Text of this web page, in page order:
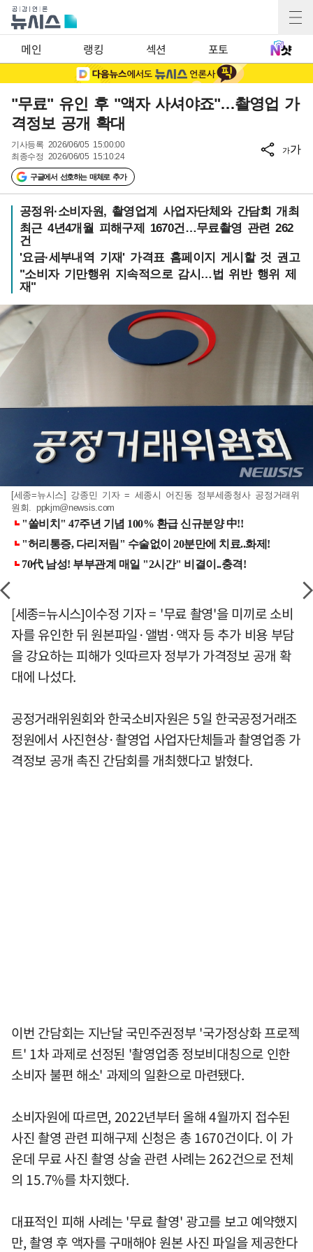
메인 랭킹 섹션 포토
"무료" 유인 후 "액자 사셔야죠"…촬영업 가
격정보 공개 확대
기사등록 2026/06/05 15:00:00
최종수정 2026/06/05 15:10:24
구글에서 선호하는 매체로 추가
가가
공정위·소비자원, 촬영업계 사업자단체와 간담회 개최
최근 4년4개월 피해구제 1670건…무료촬영 관련 262
건
'요금·세부내역 기재' 가격표 홈페이지 게시할 것 권고
"소비자 기만행위 지속적으로 감시…법 위반 행위 제
재"
[세종=뉴시스] 강종민 기자 = 세종시 어진동 정부세종청사 공정거래위
원회. ppkjm@newsis.com
[세종=뉴시스]이수정 기자 = '무료 촬영'을 미끼로 소비
자를 유인한 뒤 원본파일·앨범·액자 등 추가 비용 부담
을 강요하는 피해가 잇따르자 정부가 가격정보 공개 확
대에 나섰다.
공정거래위원회와 한국소비자원은 5일 한국공정거래조
정원에서 사진현상·촬영업 사업자단체들과 촬영업종 가
격정보 공개 촉진 간담회를 개최했다고 밝혔다.
이번 간담회는 지난달 국민주권정부 '국가정상화 프로젝
트' 1차 과제로 선정된 '촬영업종 정보비대칭으로 인한
소비자 불편 해소' 과제의 일환으로 마련됐다.
소비자원에 따르면, 2022년부터 올해 4월까지 접수된
사진 촬영 관련 피해구제 신청은 총 1670건이다. 이 가
운데 무료 사진 촬영 상술 관련 사례는 262건으로 전체
의 15.7%를 차지했다.
대표적인 피해 사례는 '무료 촬영' 광고를 보고 예약했지
만, 촬영 후 액자를 구매해야 원본 사진 파일을 제공한다